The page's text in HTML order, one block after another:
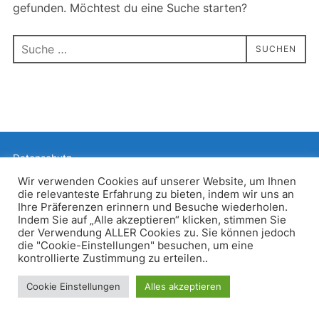
gefunden. Möchtest du eine Suche starten?
Suchen
nach:
SUCHEN
Datenschutz
Inspiro WordPress Theme von WPZOOM
Wir verwenden Cookies auf unserer Website, um Ihnen
die relevanteste Erfahrung zu bieten, indem wir uns an
Ihre Präferenzen erinnern und Besuche wiederholen.
Indem Sie auf „Alle akzeptieren“ klicken, stimmen Sie
der Verwendung ALLER Cookies zu. Sie können jedoch
die "Cookie-Einstellungen" besuchen, um eine
kontrollierte Zustimmung zu erteilen..
Cookie Einstellungen Alles akzeptieren